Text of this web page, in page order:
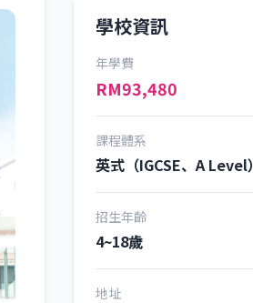
學校資訊
年學費
RM93,480
課程體系
英式（IGCSE、A Level）
招生年齡
4~18歲
地址